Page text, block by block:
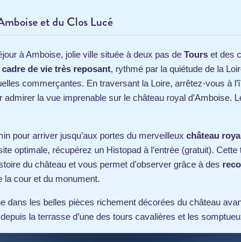
et du Clos Lucé
à Amboise, jolie ville située à deux pas de Tourset des
cadre de vie très reposant, rythmé par la quiétude de la
commerçantes. En traversant la Loire, arrêtez-vous à
admirer la vue imprenable sur le château royal d’Amboise.
pour arriver jusqu’aux portes du merveilleux château
optimale, récupérez un Histopad à l’entrée (gratuit). Cette
du château et vous permet d’observer grâce à des
la cour et du monument.
dans les belles pièces richement décorées du château
la terrasse d’une des tours cavalières et les